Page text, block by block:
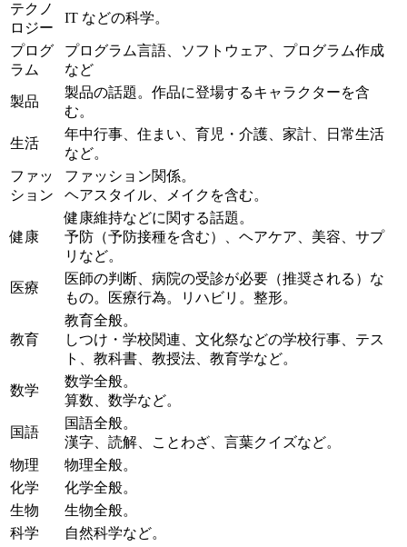
テクノ
ロジー
IT などの科学。
プログ
ラム
プログラム言語、ソフトウェア、プログラム作成
など
製品
製品の話題。作品に登場するキャラクターを含
む。
生活
年中行事、住まい、育児・介護、家計、日常生活
など。
ファッ
ション
ファッション関係。
ヘアスタイル、メイクを含む。
健康
健康維持などに関する話題。
予防（予防接種を含む）、ヘアケア、美容、サプ
リなど。
医療
医師の判断、病院の受診が必要（推奨される）な
もの。医療行為。リハビリ。整形。
教育
教育全般。
しつけ・学校関連、文化祭などの学校行事、テス
ト、教科書、教授法、教育学など。
数学
数学全般。
算数、数学など。
国語
国語全般。
漢字、読解、ことわざ、言葉クイズなど。
物理
物理全般。
化学
化学全般。
生物
生物全般。
科学
自然科学など。